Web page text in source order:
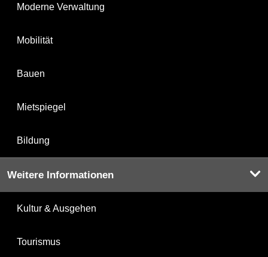
Moderne Verwaltung
Mobilität
Bauen
Mietspiegel
Bildung
Weitere Informationen
Kultur & Ausgehen
Tourismus